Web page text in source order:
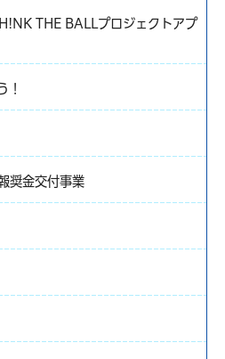
THE BALLプロジェクトアプ
！
奨金交付事業